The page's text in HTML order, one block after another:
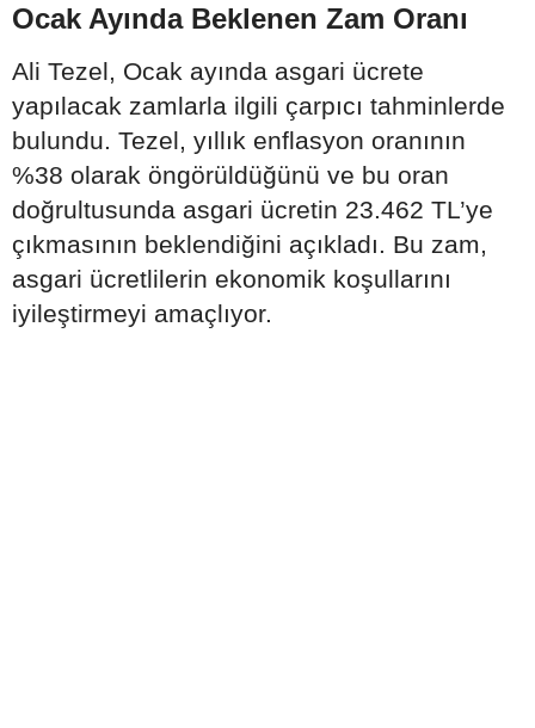
Ocak Ayında Beklenen Zam Oranı
Ali Tezel, Ocak ayında asgari ücrete
yapılacak zamlarla ilgili çarpıcı tahminlerde
bulundu. Tezel, yıllık enflasyon oranının
%38 olarak öngörüldüğünü ve bu oran
doğrultusunda asgari ücretin 23.462 TL’ye
çıkmasının beklendiğini açıkladı. Bu zam,
asgari ücretlilerin ekonomik koşullarını
iyileştirmeyi amaçlıyor.